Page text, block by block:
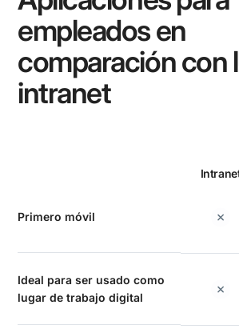
empleados en
comparación con
intranet
Primero móvil
Ideal para ser usado como
lugar de trabajo digital